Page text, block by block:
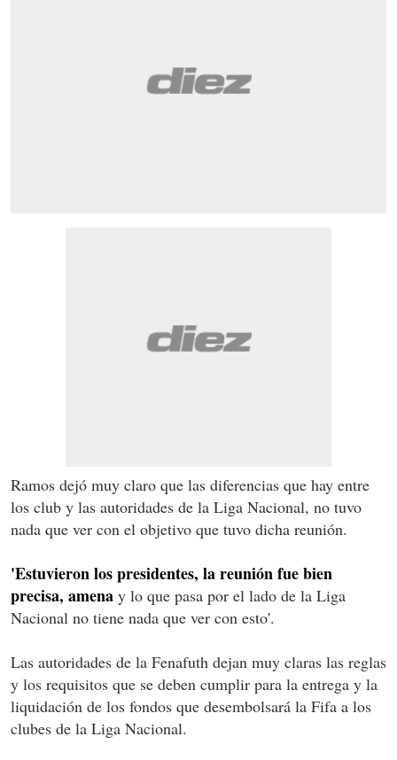
Ramos dejó muy claro que las diferencias que hay entre
los club y las autoridades de la Liga Nacional, no tuvo
nada que ver con el objetivo que tuvo dicha reunión.
'Estuvieron los presidentes, la reunión fue bien
precisa, amena y lo que pasa por el lado de la Liga
Nacional no tiene nada que ver con esto'.
Las autoridades de la Fenafuth dejan muy claras las reglas
y los requisitos que se deben cumplir para la entrega y la
liquidación de los fondos que desembolsará la Fifa a los
clubes de la Liga Nacional.